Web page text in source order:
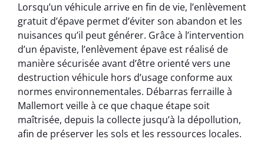
Lorsqu’un véhicule arrive en fin de vie, l’enlèvement
gratuit d’épave permet d’éviter son abandon et les
nuisances qu’il peut générer. Grâce à l’intervention
d’un épaviste, l’enlèvement épave est réalisé de
manière sécurisée avant d’être orienté vers une
destruction véhicule hors d’usage conforme aux
normes environnementales. Débarras ferraille à
Mallemort veille à ce que chaque étape soit
maîtrisée, depuis la collecte jusqu’à la dépollution,
afin de préserver les sols et les ressources locales.